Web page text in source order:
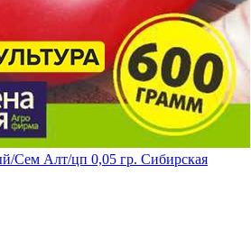
Сем Алт/цп 0,05 гр. Сибирская